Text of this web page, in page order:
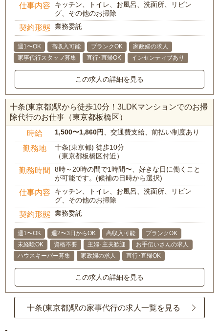
仕事内容
キッチン、トイレ、お風呂、洗面所、リビン
グ、その他のお掃除
契約形態 業務委託
週1〜OK 高収入可能 ブランクOK
家政婦の求人
家事代行スタッフ募集
直行･直帰OK インセンティブあり
この求人の詳細を見る
十条(東京都)駅から徒歩10分！3LDKマンションでのお掃
除代行のお仕事（東京都板橋区）
時給 1,500〜1,860円、交通費支給、前払い制度あり
勤務地
十条(東京都) 徒歩10分
（東京都板橋区付近）
勤務時間
8時～20時の間で1時間〜、好きな日に働くこと
が可能です。(候補の日時から選択)
仕事内容
キッチン、トイレ、お風呂、洗面所、リビン
グ、その他のお掃除
契約形態 業務委託
週1〜OK 週2〜3日からOK 高収入可能
ブランクOK
未経験OK
資格不要 主婦･主夫歓迎
お手伝いさんの求人
ハウスキーパー募集
家政婦の求人 直行･直帰OK
この求人の詳細を見る
十条(東京都)駅の家事代行の求人一覧を見る